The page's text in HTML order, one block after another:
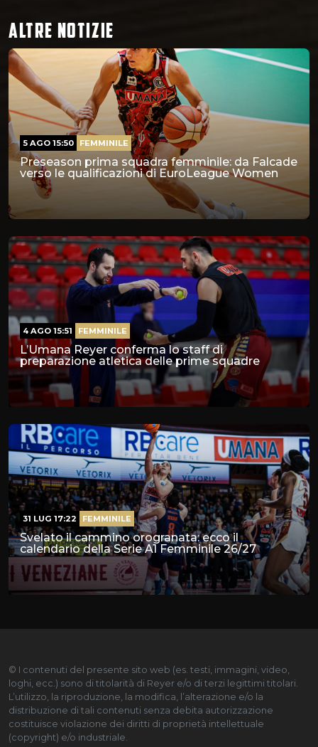
ALTRE NOTIZIE
Preseason prima squadra femminile: da Falcade
verso le qualificazioni di EuroLeague Women
5 AGO 15:50 FEMMINILE
L’Umana Reyer conferma lo staff di
preparazione atletica delle prime squadre
4 AGO 15:51 FEMMINILE
Svelato il cammino orogranata: ecco il
calendario della Serie A1 Femminile 26/27
31 LUG 17:22 FEMMINILE
© I contenuti del presente sito web (es. testi, immagini, video,
loghi, ecc.) sono di titolarità di Reyer e/o di terzi legittimi titolari.
L’utilizzo, la riproduzione, la modifica, l’alterazione e/o la
distribuzione di tali contenuti senza debita autorizzazione
costituisce violazione dei diritti di proprietà intellettuale
(copyright) e/o industriale.